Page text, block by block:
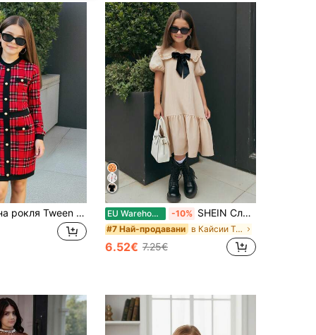
SHEIN Плетена рокля Tween Girls Vintage Red Plaid Short Cut, ежедневна, многофункционална за парти, церемония, празник EU Warehouse -10% SHEIN Сладка ежедневна рокля Nova Glow Tween за момичета с буфан ръкав, яка тип "Питър Пан" и панделка на яката
#7 Най-продавани в Кайсии Tween момичета рокли
6.52€ 7.25€